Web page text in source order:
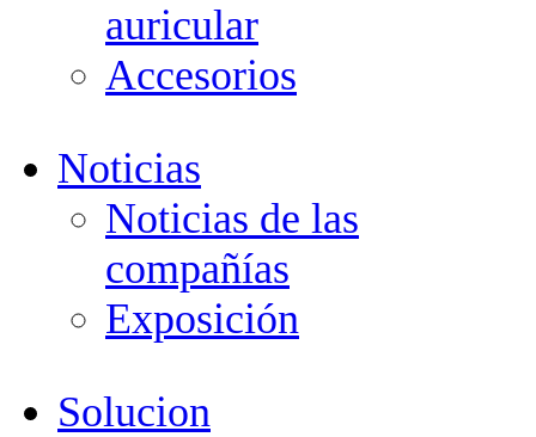
auricular
Accesorios
Noticias
Noticias de las
compañías
Exposición
Solucion